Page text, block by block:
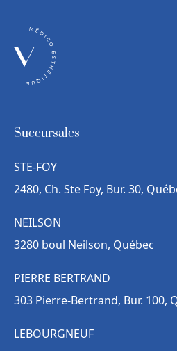
Succursales
STE-FOY
2480, Ch. Ste Foy, Bur. 30,
NEILSON
3280 boul Neilson, Québec
PIERRE BERTRAND
303 Pierre-Bertrand, Bur. 100,
LEBOURGNEUF